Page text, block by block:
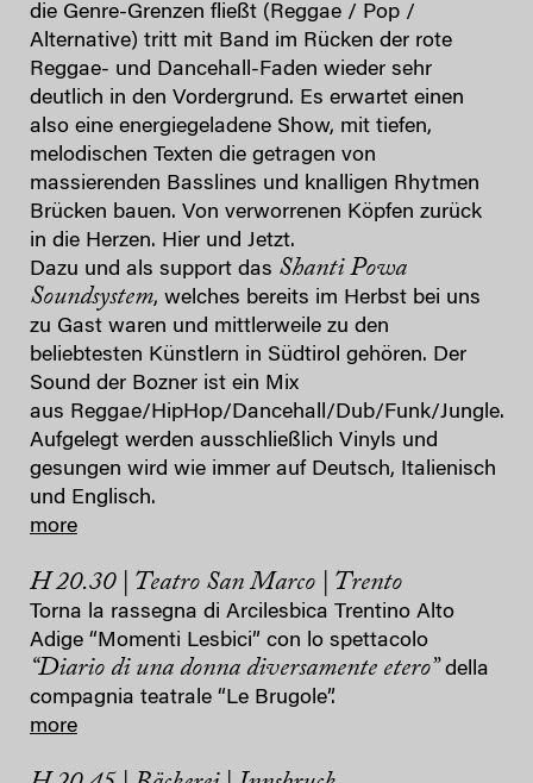
die Genre-Grenzen fließt (Reggae / Pop /
Alternative) tritt mit Band im Rücken der rote
Reggae- und Dancehall-Faden wieder sehr
deutlich in den Vordergrund. Es erwartet einen
also eine energiegeladene Show, mit tiefen,
melodischen Texten die getragen von
massierenden Basslines und knalligen Rhytmen
Brücken bauen. Von verworrenen Köpfen zurück
in die Herzen. Hier und Jetzt.
Dazu und als support das Shanti Powa
Soundsystem, welches bereits im Herbst bei uns
zu Gast waren und mittlerweile zu den
beliebtesten Künstlern in Südtirol gehören. Der
Sound der Bozner ist ein Mix
aus Reggae/HipHop/Dancehall/Dub/Funk/Jungle.
Aufgelegt werden ausschließlich Vinyls und
gesungen wird wie immer auf Deutsch, Italienisch
und Englisch.
more
H 20.30 | Teatro San Marco | Trento
Torna la rassegna di Arcilesbica Trentino Alto
Adige “Momenti Lesbici” con lo spettacolo
“Diario di una donna diversamente etero” della
compagnia teatrale “Le Brugole”.
more